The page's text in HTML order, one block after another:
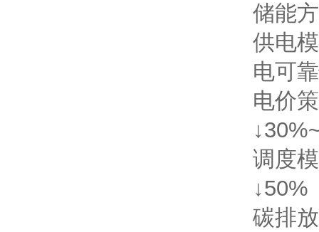
储能
供电
电可
电价
调度
↓50%
碳排放